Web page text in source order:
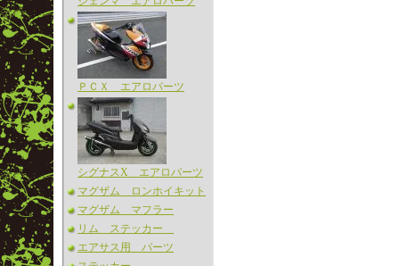
ＰＣＸ エアロパーツ
シグナスX エアロパーツ
マグザム ロンホイキット
マグザム マフラー
リム ステッカー
エアサス用 パーツ